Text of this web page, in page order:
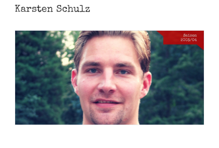
Karsten Schulz